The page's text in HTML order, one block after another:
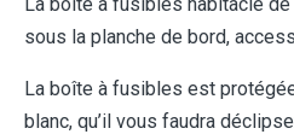
La boîte à fusibles habitacle
sous la planche de bord,
La boîte à fusibles est
blanc, qu’il vous faudra